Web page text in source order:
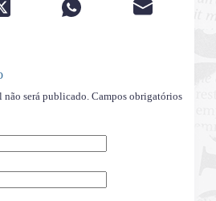
não será publicado. Campos obrigatórios